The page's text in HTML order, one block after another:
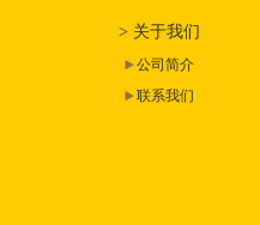
> 关于我们
公司简介
联系我们